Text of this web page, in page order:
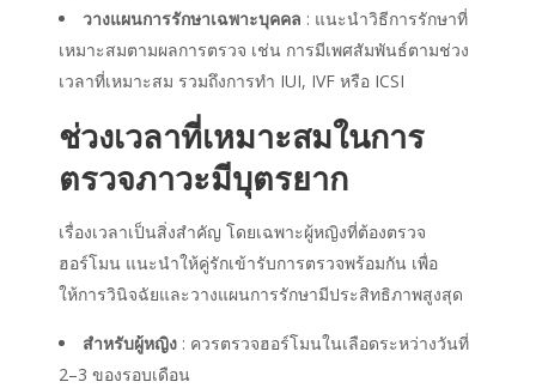
วางแผนการรักษาเฉพาะบุคคล : แนะนำวิธีการรักษาที่
เหมาะสมตามผลการตรวจ เช่น การมีเพศสัมพันธ์ตามช่วง
เวลาที่เหมาะสม รวมถึงการทำ IUI, IVF หรือ ICSI
ช่วงเวลาที่เหมาะสมในการ
ตรวจภาวะมีบุตรยาก
เรื่องเวลาเป็นสิ่งสำคัญ โดยเฉพาะผู้หญิงที่ต้องตรวจ
ฮอร์โมน แนะนำให้คู่รักเข้ารับการตรวจพร้อมกัน เพื่อ
ให้การวินิจฉัยและวางแผนการรักษามีประสิทธิภาพสูงสุด
สำหรับผู้หญิง : ควรตรวจฮอร์โมนในเลือดระหว่างวันที่
2–3 ของรอบเดือน